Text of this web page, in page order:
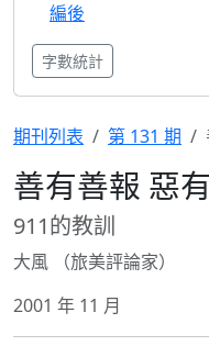
編後
字數統計
期刊列表 第 131 期
善有善報 惡
911的教訓
大風 （旅美評論家）
2001 年 11 月